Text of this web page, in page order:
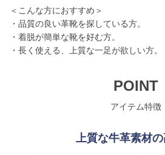
＜こんな方におすすめ＞
・品質の良い革靴を探している方。
・着脱が簡単な靴を好む方。
・長く使える、上質な一足が欲しい方。
POINT
アイテム特徴
上質な牛革素材